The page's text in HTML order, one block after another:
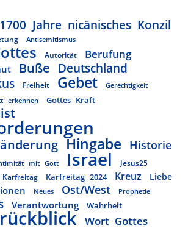
1700 Jahre nicänisches Konzil
Antisemitismus
Autorität Berufung
Buße Deutschland
Freiheit Gebet Gerechtigkeit
erkennen Gottes Kraft
Hingabe Historie
mit Gott Israel
Jesus25
Karfreitag Karfreitag 2024 Kreuz Liebe
Neues Ost/West Prophetie
Verantwortung Wahrheit
Wort Gottes